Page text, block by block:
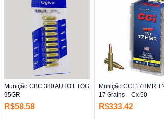
Munição CBC 380 AUTO ETOG
95GR
R$58.58
Munição CCI 17HMR
17 Grains – Cx 50
R$333.42